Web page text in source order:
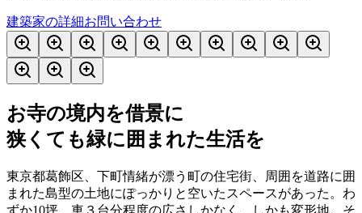
建築家の詳細お問い合わせ
お寺の境内を借景に
狭くても緑に囲まれた生活を
東京都葛飾区、下町情緒が漂う町の住宅街、周囲を道路に囲
まれた島型の土地にぽっかりと空いたスペースがあった。わ